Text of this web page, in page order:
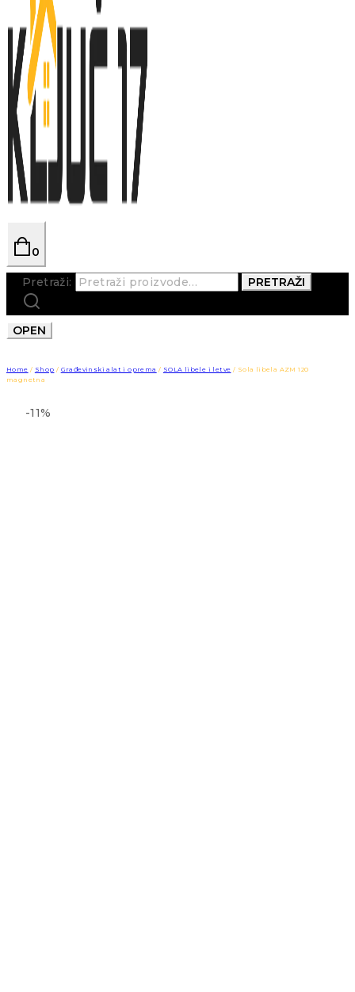
0
Pretraži: PRETRAŽI
OPEN
Home / Shop / Građevinski alat i oprema / SOLA libele i letve / Sola libela AZM 120
magnetna
-11%